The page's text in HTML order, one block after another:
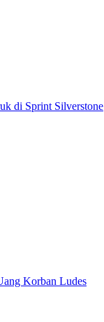
di Sprint Silverstone
Korban Ludes